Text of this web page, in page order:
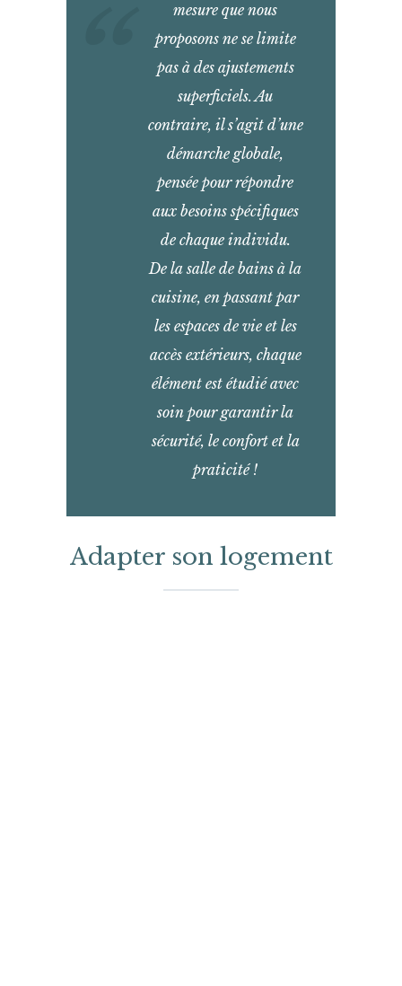
mesure que nous
proposons ne se limite
pas à des ajustements
superficiels. Au
contraire, il s’agit d’une
démarche globale,
pensée pour répondre
aux besoins spécifiques
de chaque individu.
De la salle de bains à la
cuisine, en passant par
les espaces de vie et les
accès extérieurs, chaque
élément est étudié avec
soin pour garantir la
sécurité, le confort et la
praticité !
Adapter son logement